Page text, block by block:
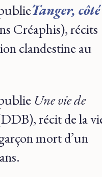
Tanger, côté
Créaphis), récits
clandestine au
Une vie de
récit de la
mort d’un